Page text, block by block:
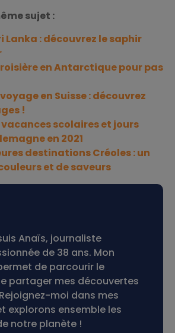
sujet :
Lanka : découvrez le saphir
en Antarctique pour pas
en Suisse : découvrez
!
scolaires et jours
en 2021
destinations Créoles : un
et de saveurs
Anaïs, journaliste
de 38 ans. Mon
de parcourir le
partager mes découvertes
moi dans mes
explorons ensemble les
notre planète !